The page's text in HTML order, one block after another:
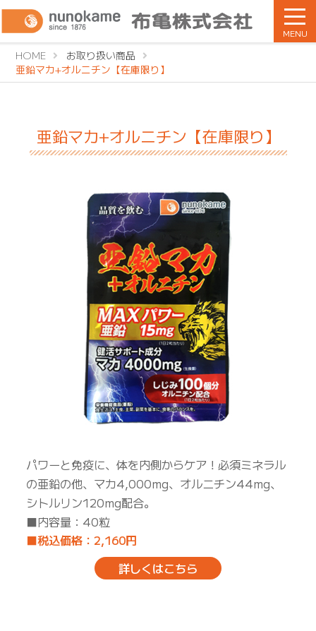
MENU
HOME
お取り扱い商品
亜鉛マカ+オルニチン【在庫限り】
亜鉛マカ+オルニチン【在庫限り】
パワーと免疫に、体を内側からケア！必須ミネラル
の亜鉛の他、マカ4,000mg、オルニチン44mg、
シトルリン120mg配合。
■内容量：40粒
■税込価格：2,160円
詳しくはこちら